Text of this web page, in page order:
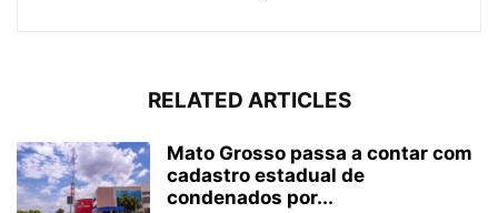
RELATED ARTICLES
Mato Grosso passa a contar com
cadastro estadual de
condenados por...